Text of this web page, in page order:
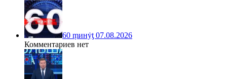
60 ṃинẏƫ 07.08.2026
Комментариев нет